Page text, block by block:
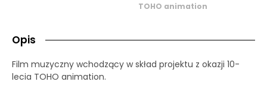
TOHO animation
Opis
Film muzyczny wchodzący w skład projektu z okazji 10-
lecia TOHO animation.